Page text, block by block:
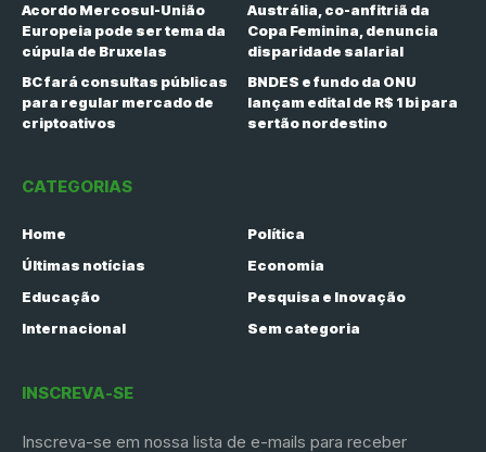
Acordo Mercosul-União
Europeia pode ser tema da
cúpula de Bruxelas
Austrália, co-anfitriã da
Copa Feminina, denuncia
disparidade salarial
BC fará consultas públicas
para regular mercado de
criptoativos
BNDES e fundo da ONU
lançam edital de R$ 1 bi para
sertão nordestino
CATEGORIAS
Home
Política
Últimas notícias
Economia
Educação
Pesquisa e Inovação
Internacional
Sem categoria
INSCREVA-SE
Inscreva-se em nossa lista de e-mails para receber